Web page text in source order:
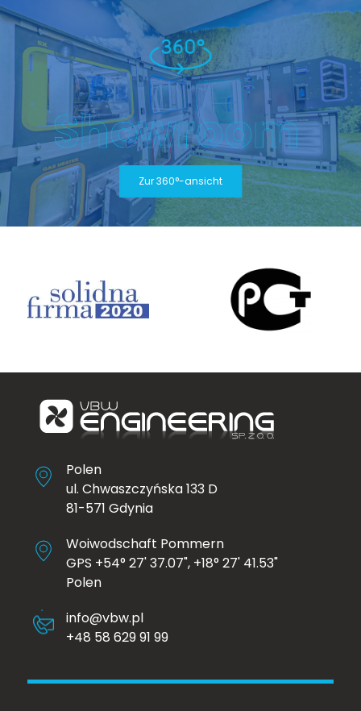
Showroom
Zur 360°-ansicht
Polen
81-571 Gdynia
Woiwodschaft Pommern
Polen
+48 58 629 91 99